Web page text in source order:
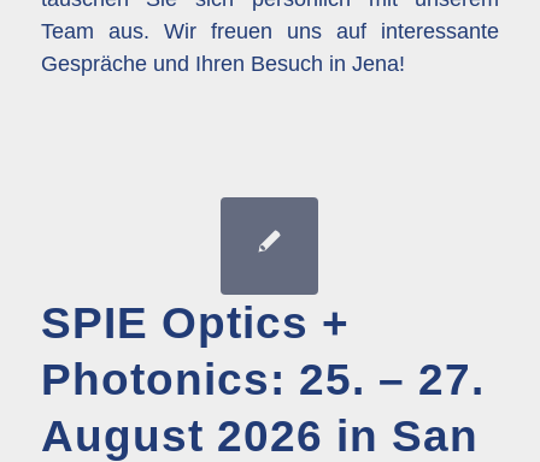
Team aus. Wir freuen uns auf interessante
Gespräche und Ihren Besuch in Jena!
SPIE Optics +
Photonics: 25. – 27.
August 2026 in San